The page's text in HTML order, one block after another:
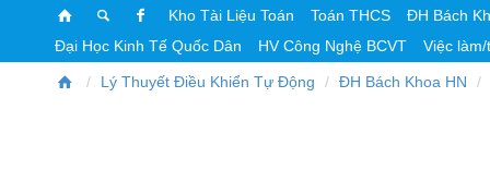
Kho Tài Liệu Toán Toán THCS
ĐH Bách
Đại Học Kinh Tế Quốc Dân
HV Công Nghệ BCVT Việc
Lý Thuyết Điều Khiển Tự Động ĐH Bách Khoa HN